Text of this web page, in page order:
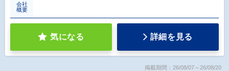
会社
概要
気になる 詳細を見る
掲載期間：26/08/07～26/08/20